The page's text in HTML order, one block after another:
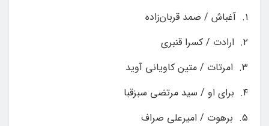
۱. آغباش / صمد قربان‌زاده
۲. ارادت / کسرا قنبری
۳. امرتات / متین کاویانی آوید
۴. برای او / سید مرتضی سبزقبا
۵. برهوت / امیرعلی صراف